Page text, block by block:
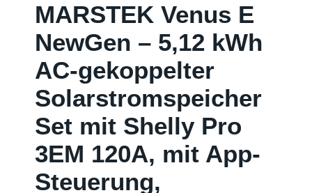
MARSTEK Venus E
NewGen – 5,12 kWh
AC-gekoppelter
Solarstromspeicher
Set mit Shelly Pro
3EM 120A, mit App-
Steuerung,